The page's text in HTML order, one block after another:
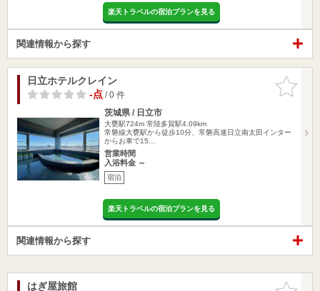
楽天トラベルの宿泊プランを見る
関連情報から探す
お気に入
りに追加
日立ホテルクレイン
-点/ 0 件
茨城県 / 日立市
大甕駅724m 常陸多賀駅4.09km
常磐線大甕駅から徒歩10分、常磐高速日立南太田インター
からお車で15…
営業時間
入浴料金 ～
宿泊
楽天トラベルの宿泊プランを見る
関連情報から探す
お気に入
はぎ屋旅館